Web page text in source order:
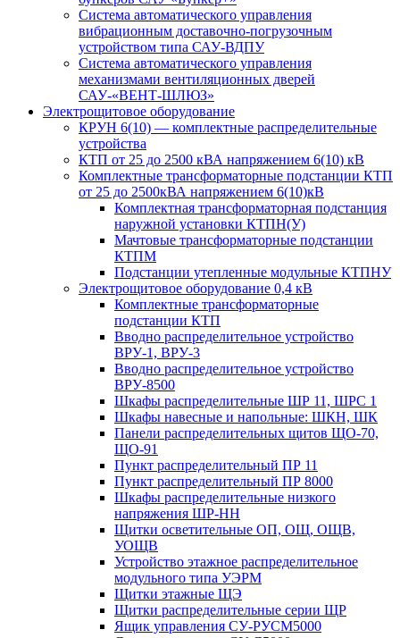
Система автоматического управления
вибрационным доставочно-погрузочным
устройством типа САУ-ВДПУ
Система автоматического управления
механизмами вентиляционных дверей
САУ-«ВЕНТ-ШЛЮЗ»
Электрощитовое оборудование
КРУН 6(10) — комплектные распределительные
устройства
КТП от 25 до 2500 кВА напряжением 6(10) кВ
Комплектные трансформаторные подстанции КТП
от 25 до 2500кВА напряжением 6(10)кВ
Комплектная трансформаторная подстанция
наружной установки КТПН(У)
Мачтовые трансформаторные подстанции
КТПМ
Подстанции утепленные модульные КТПНУ
Электрощитовое оборудование 0,4 кВ
Комплектные трансформаторные
подстанции КТП
Вводно распределительное устройство
ВРУ-1, ВРУ-3
Вводно распределительное устройство
ВРУ-8500
Шкафы распределительные ШР 11, ШРС 1
Шкафы навесные и напольные: ШКН, ШК
Панели распределительных щитов ЩО-70,
ЩО-91
Пункт распределительный ПР 11
Пункт распределительный ПР 8000
Шкафы распределительные низкого
напряжения ШР-НН
Щитки осветительные ОП, ОЩ, ОЩВ,
УОЩВ
Устройство этажное распределительное
модульного типа УЭРМ
Щитки этажные ЩЭ
Щитки распределительные серии ЩР
Ящик управления СУ-РУСМ5000